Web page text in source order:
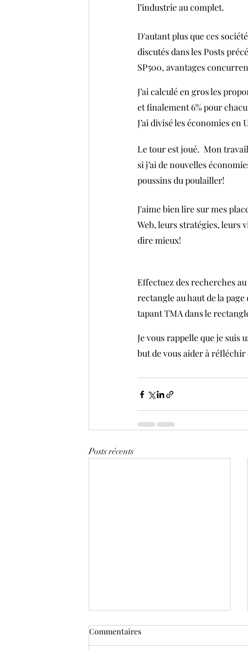
l’industrie au complet.
D'autant plus que ces
discutés dans les Posts
SP500, avantages
J’ai calculé en gros les
et finalement 6% pour
J’ai divisé les économies
Le tour est joué.  Mon
si j’ai de nouvelles
poussins du poulailler!
J'aime bien lire sur mes
Web, leurs stratégies, leurs
dire mieux!
Effectuez des recherches
rectangle au haut de la
tapant TMA dans le
Je vous rappelle que je suis
but de vous aider à
Posts récents
Commentaires